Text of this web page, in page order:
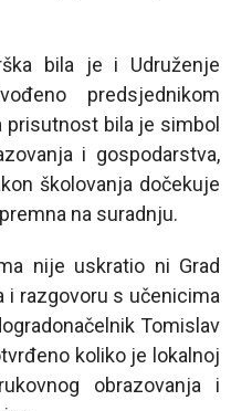
bila je i Udruženje
predsjednikom
bila je simbol
i gospodarstva,
školovanja dočekuje
na suradnju.
nije uskratio ni Grad
i razgovoru s učenicima
Tomislav
koliko je lokalnoj
obrazovanja i